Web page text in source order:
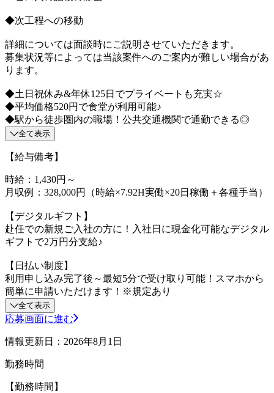
◆次工程への移動
詳細については面談時にご説明させていただきます。
募集状況等によっては当該案件へのご案内が難しい場合があ
ります。
◆土日祝休み&年休125日でプライベートも充実☆
◆平均価格520円で食堂が利用可能♪
◆駅から徒歩圏内の職場！公共交通機関で通勤できる◎
全て表示
【給与備考】
時給：1,430円～
月収例：328,000円（時給×7.92H実働×20日稼働＋各種手当）
【デジタルギフト】
赴任での新規ご入社の方に！入社日に現金化可能なデジタル
ギフトで2万円分支給♪
【日払い制度】
利用申し込み完了後～最短5分で受け取り可能！スマホから
簡単に申請いただけます！※規定あり
全て表示
応募画面に進む
情報更新日：2026年8月1日
勤務時間
【勤務時間】